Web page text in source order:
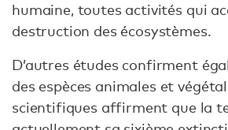
humaine, toutes activités qui
destruction des écosystèmes.
D’autres études confirment
des espèces animales et
scientifiques affirment que la